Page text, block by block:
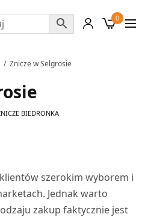
0
Znicze w Selgrosie
BIEDRONKA
szerokim wyborem i
Jednak warto
zakup faktycznie jest